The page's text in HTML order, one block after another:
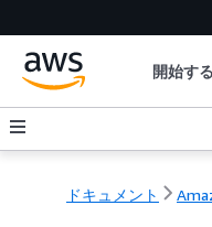
開始する
ドキュメント